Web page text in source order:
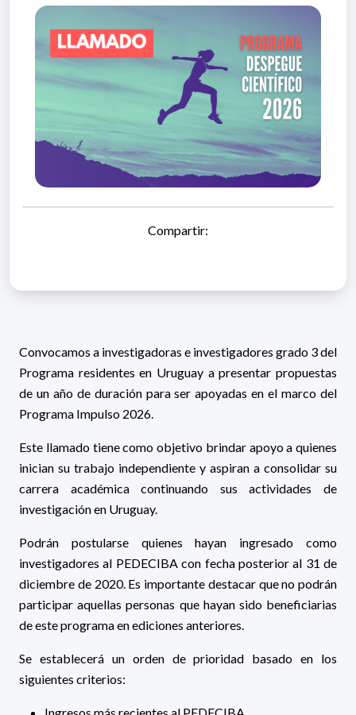
Compartir:
Convocamos a investigadoras e investigadores grado 3 del
Programa residentes en Uruguay a presentar propuestas
de un año de duración para ser apoyadas en el marco del
Programa Impulso 2026.
Este llamado tiene como objetivo brindar apoyo a quienes
inician su trabajo independiente y aspiran a consolidar su
carrera académica continuando sus actividades de
investigación en Uruguay.
Podrán postularse quienes hayan ingresado como
investigadores al PEDECIBA con fecha posterior al 31 de
diciembre de 2020. Es importante destacar que no podrán
participar aquellas personas que hayan sido beneficiarias
de este programa en ediciones anteriores.
Se establecerá un orden de prioridad basado en los
siguientes criterios: